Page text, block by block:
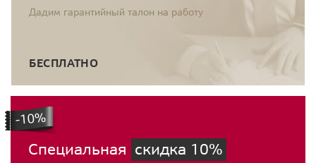
Дадим гарантийный талон на работу
БЕСПЛАТНО
Специальная скидка 10%